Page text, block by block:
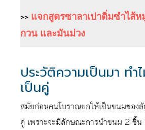
>> แจกสูตรซาลาเปาติ่มซำไส้ห
กวน และมันม่วง
ประวัติความเป็นมา ทำ
เป็นคู่
สมัยก่อนคนโบราณยกให้เป็นขนมขอ
คู่ เพราะจะมีลักษณะการนำขนม 2 ชิ้น